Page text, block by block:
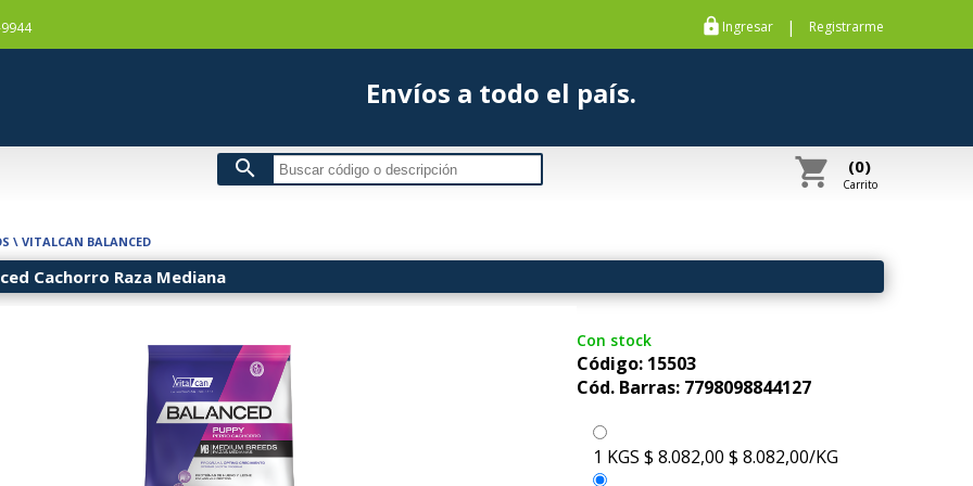
https Ingresar | Registrarme
Envíos a todo el país.
search shopping_cart (0)
Carrito
\ VITALCAN BALANCED
Cachorro Raza Mediana
Con stock
Código: 15503
Cód. Barras: 7798098844127
1 KGS $ 8.082,00 $ 8.082,00/KG